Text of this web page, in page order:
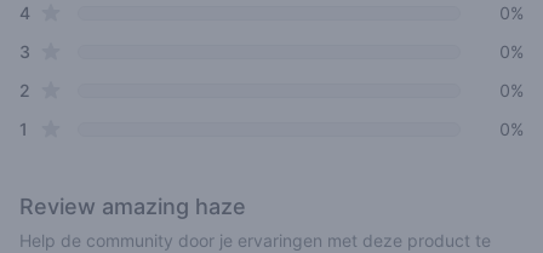
4star reviews
0%
3
0%
2
0%
1
0%
Review amazing haze
Help de community door je ervaringen met deze product te